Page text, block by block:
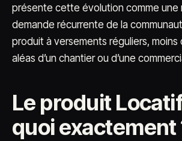
présente cette évolution comme une
demande récurrente de la
produit à versements réguliers,
aléas d’un chantier ou d’une
Le produit
quoi exactement